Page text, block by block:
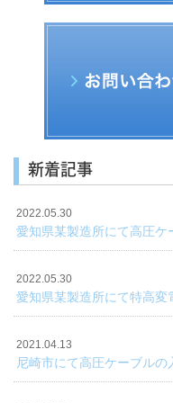
新着記事
2022.05.30
愛知県某製造所にて高圧ケ
2022.05.30
愛知県某製造所にて特高変
2021.04.13
尼崎市にて高圧ケーブルの